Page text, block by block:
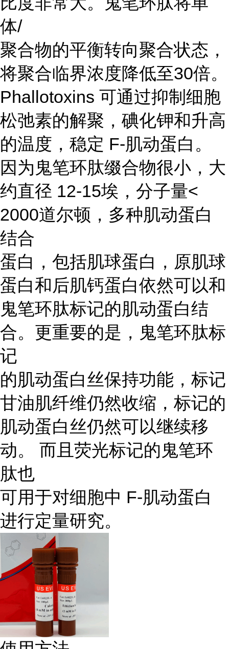
体/
聚合物的平衡转向聚合状态，
将聚合临界浓度降低至30倍。
Phallotoxins 可通过抑制细胞
松弛素的解聚，碘化钾和升高
的温度，稳定 F-肌动蛋白。
因为鬼笔环肽缀合物很小，大
约直径 12-15埃，分子量<
2000道尔顿，多种肌动蛋白
结合
蛋白，包括肌球蛋白，原肌球
蛋白和后肌钙蛋白依然可以和
鬼笔环肽标记的肌动蛋白结
合。更重要的是，鬼笔环肽标
记
的肌动蛋白丝保持功能，标记
甘油肌纤维仍然收缩，标记的
肌动蛋白丝仍然可以继续移
动。 而且荧光标记的鬼笔环
肽也
可用于对细胞中 F-肌动蛋白
进行定量研究。